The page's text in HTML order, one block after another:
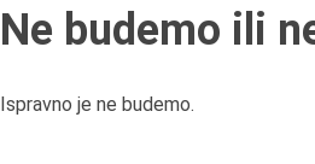
Ne budemo ili
Ispravno je ne budemo.